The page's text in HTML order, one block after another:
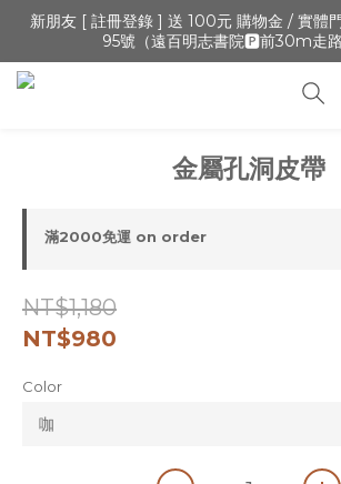
🔺「會員制」新開張,加入會員,全通路可累積
人資訊 > 填寫正確「生日」收生
新朋友 [ 註冊登錄 ] 送 100元 購物金 / 實體
95號（遠百明志書院🅿️前30m走路
🔺「會員制」新開張,加入會員,全通路可累積
人資訊 > 填寫正確「生日」收生
金屬孔洞皮帶
滿2000免運 on order
NT$1,180
NT$980
Color